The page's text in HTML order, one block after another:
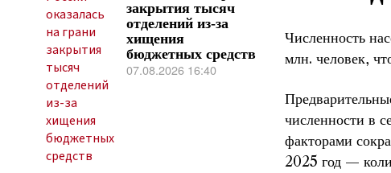
Численность
млн. человек,
численности в
факторами
2025 год —
закрытия тысяч
отделений из-за
хищения
бюджетных средств
07.08.2026 16:40